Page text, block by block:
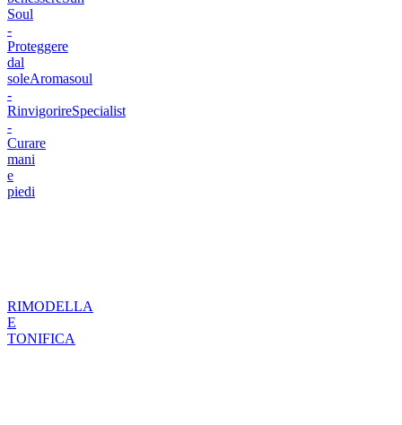
Soul
-
Proteggere
dal
soleAromasoul
-
RinvigorireSpecialist
-
Curare
mani
e
piedi
RIMODELLA
E
TONIFICA